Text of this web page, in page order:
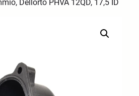
Dellorto PHVA 12QD, 17,5 ID